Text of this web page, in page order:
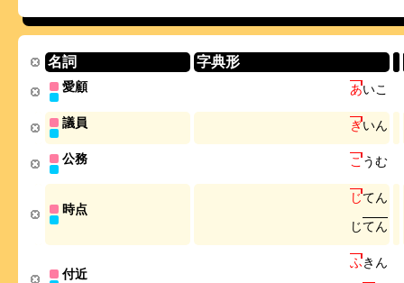
名詞 字典形
愛顧 あいこ
議員 ぎいん
公務 こうむ
時点
じてん
じてん
付近
ふき ん